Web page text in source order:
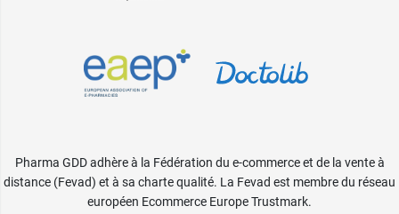
Pharma GDD adhère à la Fédération du e-commerce et de la vente à
distance (Fevad) et à sa charte qualité. La Fevad est membre du réseau
européen Ecommerce Europe Trustmark.